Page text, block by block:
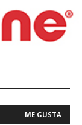
ME GUSTA